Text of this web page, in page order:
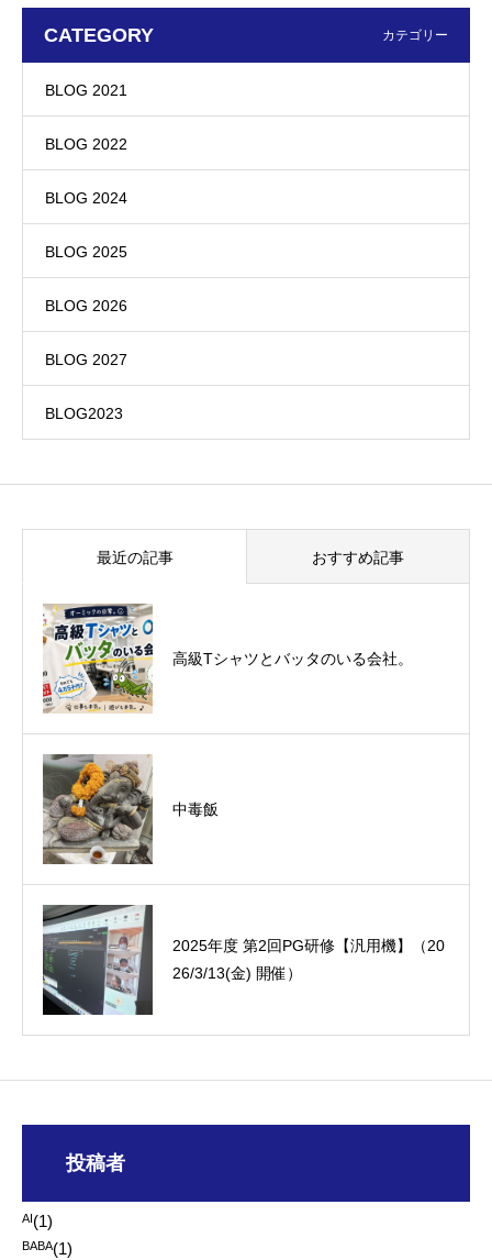
CATEGORY カテゴリー
BLOG 2021
BLOG 2022
BLOG 2024
BLOG 2025
BLOG 2026
BLOG 2027
BLOG2023
最近の記事 おすすめ記事
高級Tシャツとバッタのいる会社。
中毒飯
2025年度 第2回PG研修【汎用機】（20
26/3/13(金) 開催）
た！（秋保温泉）
オーミック2022年4月入社式
投稿者
AI(1)
BABA(1)